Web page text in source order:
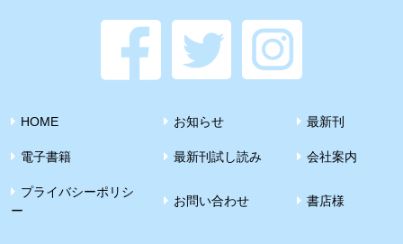
HOME お知らせ 最新刊
電子書籍 最新刊試し読み 会社案内
プライバシーポリシ
ー
お問い合わせ 書店様